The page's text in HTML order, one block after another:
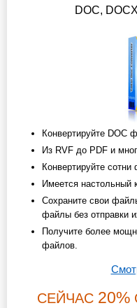
DOC,
Конвертируйте DOC
Из RVF до PDF и
Конвертируйте
Имеется настольный
Сохраните свои
файлы без отправки
Получите более
файлов.
СЕЙЧАС 20%